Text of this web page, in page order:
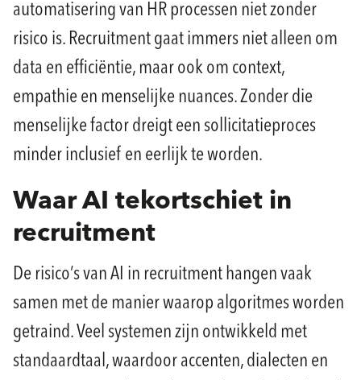
automatisering van HR processen niet zonder
risico is. Recruitment gaat immers niet alleen om
data en efficiëntie, maar ook om context,
empathie en menselijke nuances. Zonder die
menselijke factor dreigt een sollicitatieproces
minder inclusief en eerlijk te worden.
Waar AI tekortschiet in
recruitment
De risico’s van AI in recruitment hangen vaak
samen met de manier waarop algoritmes worden
getraind. Veel systemen zijn ontwikkeld met
standaardtaal, waardoor accenten, dialecten en